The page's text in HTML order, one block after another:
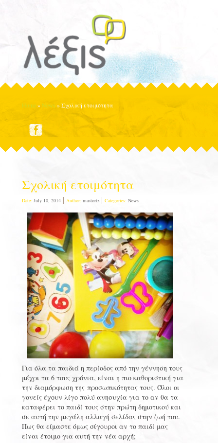
Home » News »Σχολική ετοιμότητα
Σχολική ετοιμότητα
Date: July 10, 2014 Author: mastortz Categories: News
Για όλα τα παιδιά η περίοδος από την γέννηση τους
μέχρι τα 6 τους χρόνια, είναι η πιο καθοριστική για
την διαμόρφωση της προσωπικότητας τους. Όλοι οι
γονείς έχουν λίγο πολύ ανησυχία για το αν θα τα
καταφέρει το παιδί τους στην πρώτη δημοτικού και
σε αυτή την μεγάλη αλλαγή σελίδας στην ζωή του.
Πως θα είμαστε όμως σίγουροι αν το παιδί μας
είναι έτοιμο για αυτή την νέα αρχή;